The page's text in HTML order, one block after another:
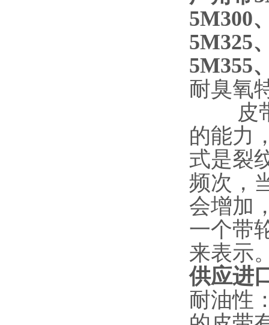
5M300
5M325
5M355
耐臭氧
皮带
的能力
式是裂
频次，
会增加
一个带
来表示
供应进
耐油性